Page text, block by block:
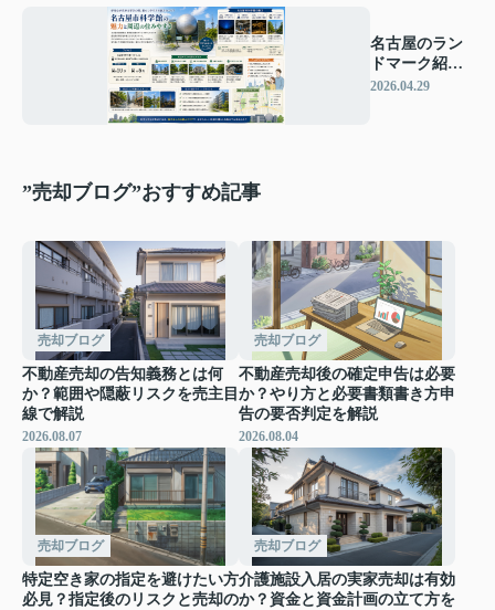
名古屋のラン
ドマーク紹介
「名古屋市科
2026.04.29
”売却ブログ”おすすめ記事
売却ブログ
不動産売却の告知義務とは何
か？範囲や隠蔽リスクを売主目
線で解説
2026.08.07
売却ブログ
不動産売却後の確定申告は必要
か？やり方と必要書類書き方申
告の要否判定を解説
2026.08.04
売却ブログ
特定空き家の指定を避けたい方
必見？指定後のリスクと売却の
売却ブログ
介護施設入居の実家売却は有効
か？資金と資金計画の立て方を